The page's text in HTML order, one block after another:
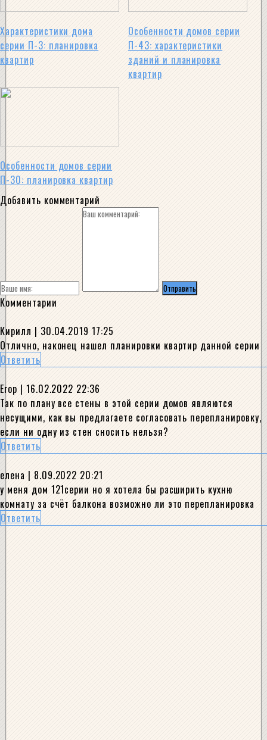
Характеристики дома
серии П-3: планировка
квартир
Особенности домов серии
П-43: характеристики
зданий и планировка
квартир
Особенности домов серии
П-30: планировка квартир
Добавить комментарий
Комментарии
Кирилл | 30.04.2019 17:25
Отлично, наконец нашел планировки квартир данной серии
Ответить
Егор | 16.02.2022 22:36
Так по плану все стены в этой серии домов являются
несущими, как вы предлагаете согласовать перепланировку,
если ни одну из стен сносить нельзя?
Ответить
елена | 8.09.2022 20:21
у меня дом 121серии но я хотела бы расширить кухню
комнату за счёт балкона возможно ли это перепланировка
Ответить